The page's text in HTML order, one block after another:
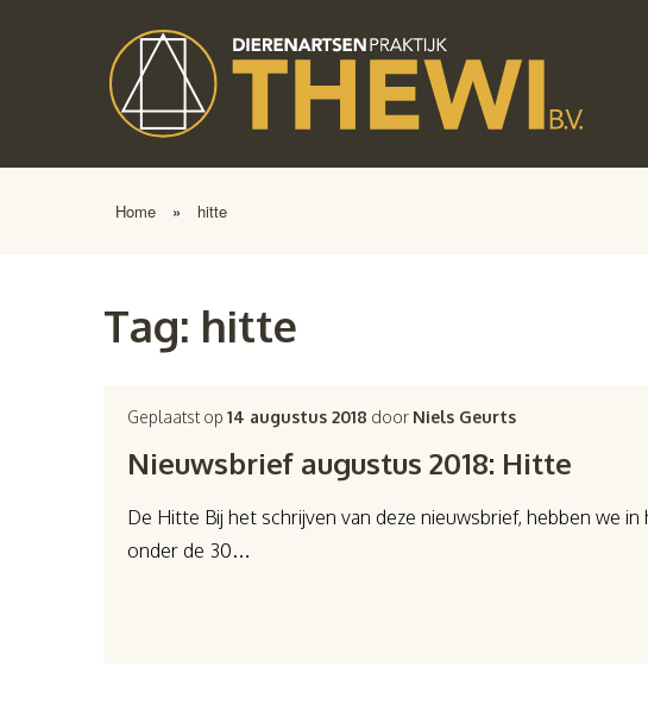
Home » hitte
Tag: hitte
Geplaatst op14 augustus 2018 door Niels Geurts
Nieuwsbrief augustus 2018: Hitte
De Hitte Bij het schrijven van deze nieuwsbrief, hebben we
onder de 30…